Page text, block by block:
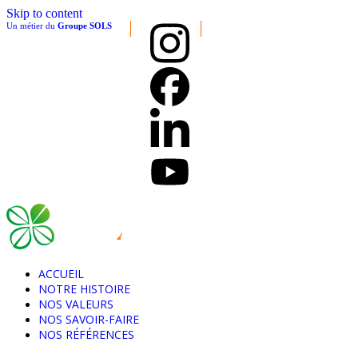
Skip to content
Un métier du Groupe SOLS
ACCUEIL
NOTRE HISTOIRE
NOS VALEURS
NOS SAVOIR-FAIRE
NOS RÉFÉRENCES